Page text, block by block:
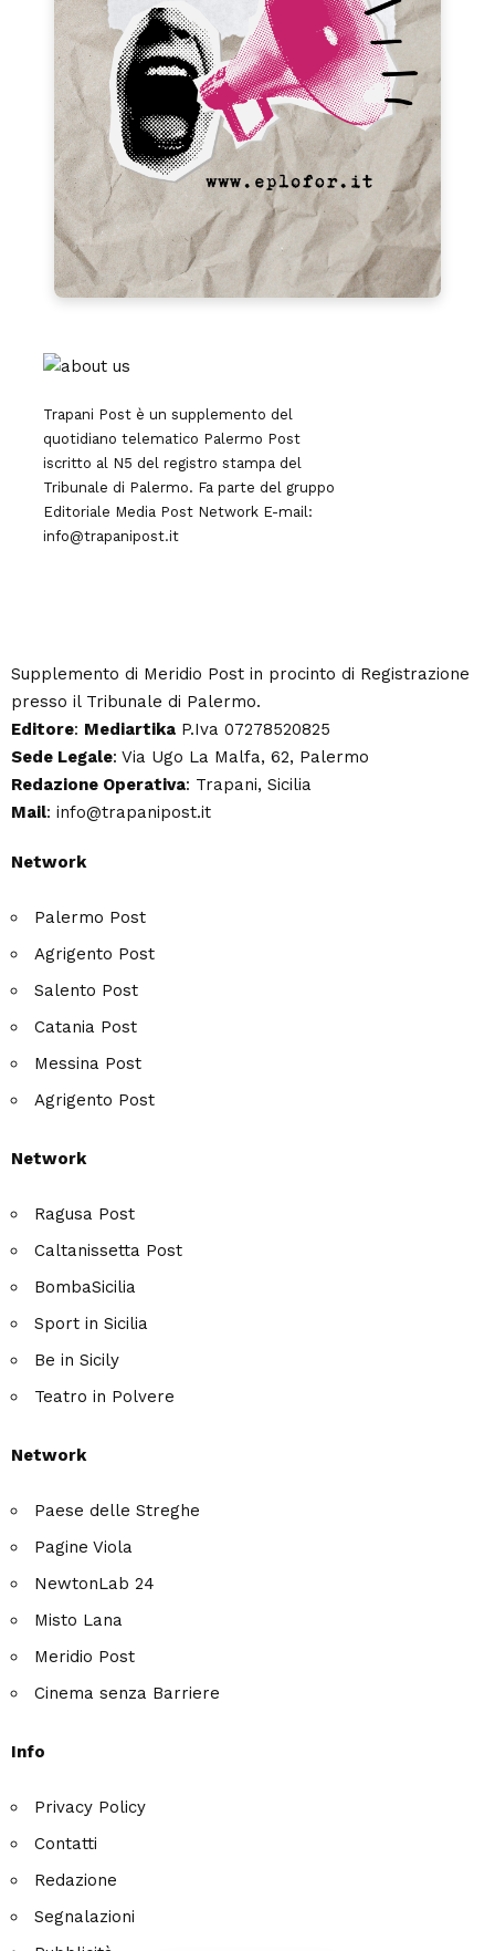
Trapani Post è un supplemento del
quotidiano telematico Palermo Post
iscritto al N5 del registro stampa del
Tribunale di Palermo. Fa parte del gruppo
Editoriale Media Post Network E-mail:
info@trapanipost.it
Supplemento di Meridio Post in procinto di Registrazione
presso il Tribunale di Palermo.
Editore: Mediartika P.Iva 07278520825
Sede Legale: Via Ugo La Malfa, 62, Palermo
Redazione Operativa: Trapani, Sicilia
Mail: info@trapanipost.it
Network
Palermo Post
Agrigento Post
Salento Post
Catania Post
Messina Post
Agrigento Post
Network
Ragusa Post
Caltanissetta Post
BombaSicilia
Sport in Sicilia
Be in Sicily
Teatro in Polvere
Network
Paese delle Streghe
Pagine Viola
NewtonLab 24
Misto Lana
Meridio Post
Cinema senza Barriere
Info
Privacy Policy
Contatti
Redazione
Segnalazioni